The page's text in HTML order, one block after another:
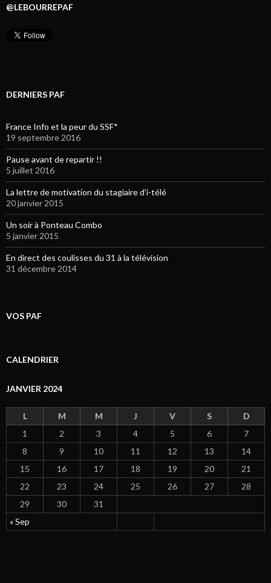
@LEBOURREPAF
DERNIERS PAF
France Info et la peur du SSF*
19 septembre 2016
Pause avant de repartir !!
5 juillet 2016
La lettre de motivation du stagiaire d’i-télé
20 janvier 2015
Un soir à Ponteau Combo
5 janvier 2015
En direct des coulisses du 31 à la télévision
31 décembre 2014
VOS PAF
CALENDRIER
JANVIER 2024
L M M J V S D
« Sep
1 2 3 4 5 6
7
8
9 10 11 12 13
14
15
16 17 18 19 20
21
22
23 24 25 26 27
28
29
30 31